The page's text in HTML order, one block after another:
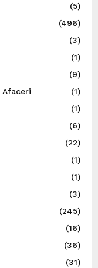
(5)
(496)
(3)
(1)
(9)
(1)
(1)
(6)
(22)
(1)
(1)
(3)
(245)
(16)
(36)
(31)